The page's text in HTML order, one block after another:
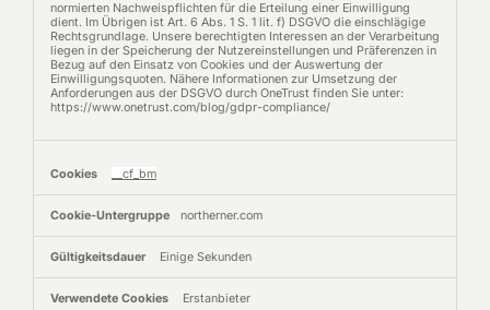
normierten Nachweispflichten für die Erteilung einer Einwilligung
dient. Im Übrigen ist Art. 6 Abs. 1 S. 1 lit. f) DSGVO die einschlägige
Rechtsgrundlage. Unsere berechtigten Interessen an der Verarbeitung
liegen in der Speicherung der Nutzereinstellungen und Präferenzen in
Bezug auf den Einsatz von Cookies und der Auswertung der
Einwilligungsquoten. Nähere Informationen zur Umsetzung der
Anforderungen aus der DSGVO durch OneTrust finden Sie unter:
https://www.onetrust.com/blog/gdpr-compliance/
__cf_bm
northerner.com
Einige Sekunden
Erstanbieter